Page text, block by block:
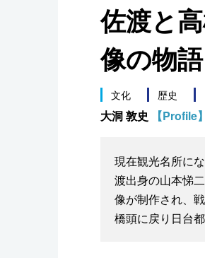
佐渡と
像の物語
文化 歴史
大洞 敦史 【Profile】
現在観光名所に
渡出身の山本悌
像が制作され、
橋頭に戻り日台